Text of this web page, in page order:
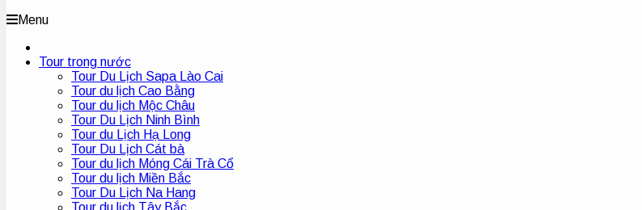
Menu
Tour trong nước
Tour Du Lịch Sapa Lào Cai
Tour du lịch Cao Bằng
Tour du lịch Mộc Châu
Tour Du Lịch Ninh Bình
Tour du Lịch Hạ Long
Tour Du Lịch Cát bà
Tour du lịch Móng Cái Trà Cổ
Tour du lịch Miền Bắc
Tour Du Lịch Na Hang
Tour du lịch Tây Bắc